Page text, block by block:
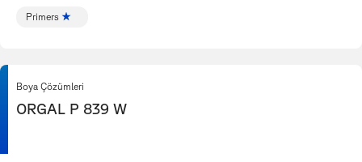
Primers
Boya Çözümleri
ORGAL P 839 W